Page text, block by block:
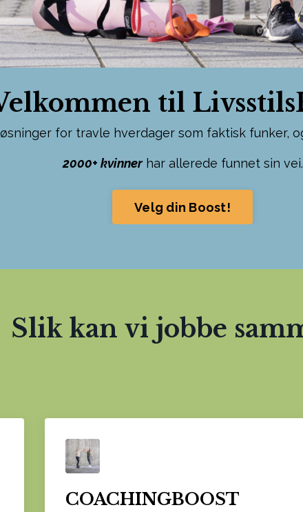
til
for travle hverdager som faktisk funker,
2000+ kvinnerhar allerede funnet sin vei.
Velg din Boost!
Slik kan vi jobbe
COACHINGBOOST